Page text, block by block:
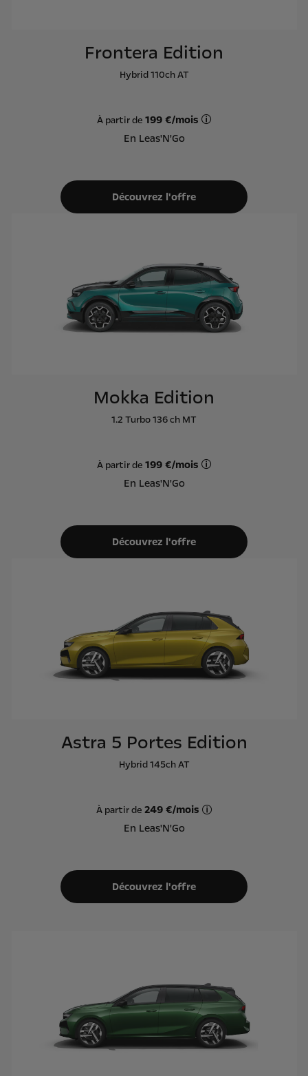
Frontera Edition
Hybrid 110ch AT
À partir de 199 €/mois
En Leas'N'Go
Découvrez l'offre
Mokka Edition
1.2 Turbo 136 ch MT
À partir de 199 €/mois
En Leas'N'Go
Découvrez l'offre
Astra 5 Portes Edition
Hybrid 145ch AT
À partir de 249 €/mois
En Leas'N'Go
Découvrez l'offre